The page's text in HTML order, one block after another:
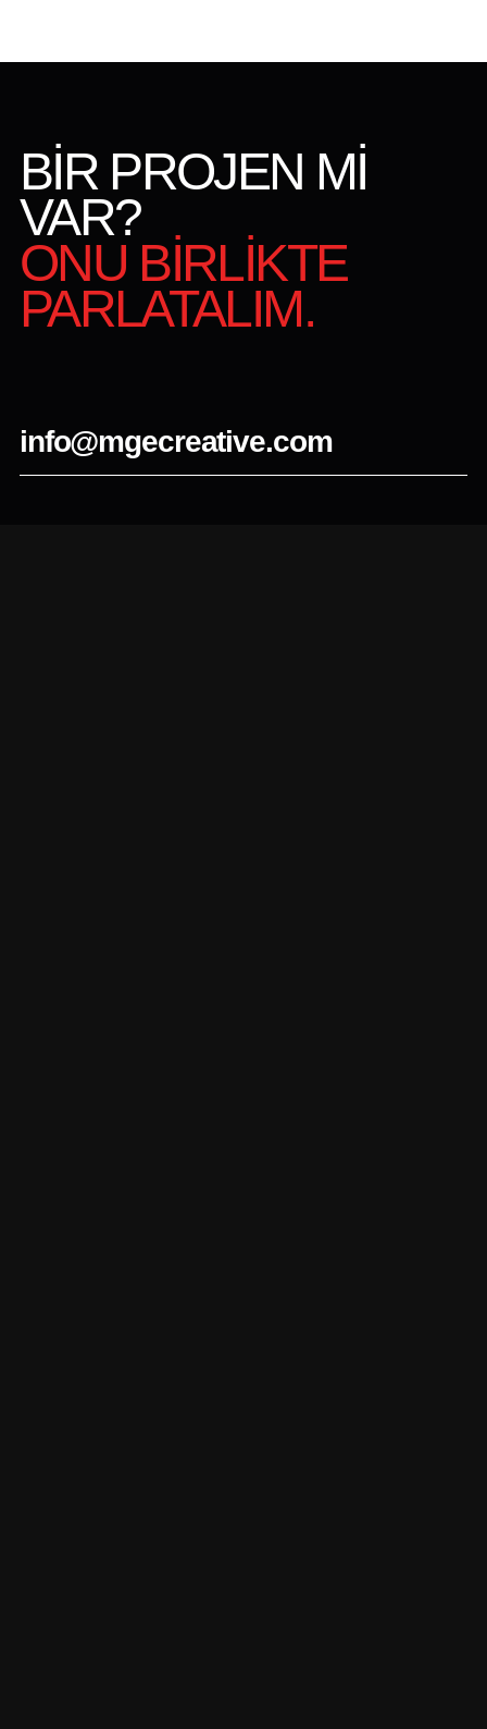
BİR PROJEN Mİ
VAR?
ONU BİRLİKTE
PARLATALIM.
info@mgecreative.com